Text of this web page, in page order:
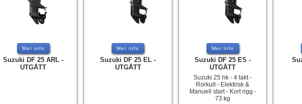
Mer info
Suzuki DF 25 ARL -
UTGÅTT
Mer info
Suzuki DF 25 EL -
UTGÅTT
Mer info
Suzuki DF 25 ES -
UTGÅTT
Suzuki 25 hk - 4 takt -
Rorkult - Elektrisk &
Manuell start - Kort rigg -
73 kg